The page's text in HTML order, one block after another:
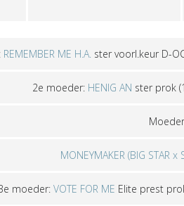
REMEMBER ME H.A. ster voorl.keur D-
2e moeder: HENIG AN ster prok
MONEYMAKER (BIG STAR x
moeder: VOTE FOR ME Elite prest